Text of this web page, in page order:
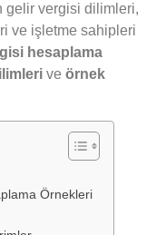
gelir vergisi dilimleri,
ve işletme sahipleri
hesaplama
ve örnek
Örnekleri